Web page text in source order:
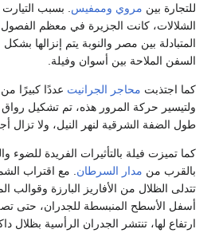
للتجارة بين مروي وممفيس . بسبب
الشلالات، كانت الجزيرة في معظم الفصول
المتبادلة بين مصر والنوبة يتم إنزالها بشكل
السفن الملاحة بين أسوان وفيلة.
كما اجتذبت محاجر الجرانيت عددًا كبيرًا من
ولتيسير حركة المرور هذه، تم تشكيل
طول الضفة الشرقية لنهر النيل، ولا تزال
كما تميزت فيلة بالتأثيرات الفريدة للضوء
بالقرب من مدار السرطان . مع اقتراب
تتدلى الظلال من الأفاريز البارزة وقوالب
أسفل الأسطح المنبسطة للجدران، حتى
ارتفاع لها، تنتشر الجدران الرأسية بظلال